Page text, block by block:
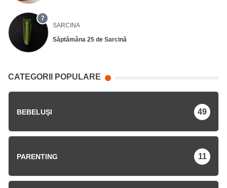
7
SARCINA
Săptămâna 25 de Sarcină
CATEGORII POPULARE
BEBELUŞI 49
PARENTING 11